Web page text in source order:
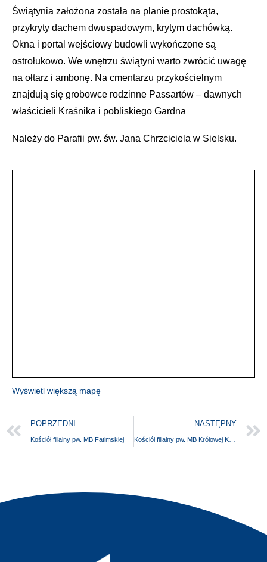
Świątynia założona została na planie prostokąta,
przykryty dachem dwuspadowym, krytym dachówką.
Okna i portal wejściowy budowli wykończone są
ostrołukowo. We wnętrzu świątyni warto zwrócić uwagę
na ołtarz i ambonę. Na cmentarzu przykościelnym
znajdują się grobowce rodzinne Passartów – dawnych
właścicieli Kraśnika i pobliskiego Gardna
Należy do Parafii pw. św. Jana Chrzciciela w Sielsku.
Wyświetl większą mapę
POPRZEDNI
Kościół filialny pw. MB Fatimskiej
NASTĘPNY
Kościół filialny pw. MB Królowej Korony Polski